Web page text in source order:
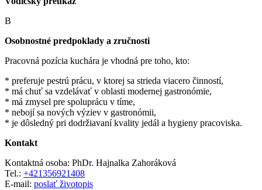
B
Osobnostné predpoklady a zručnosti
Pracovná pozícia kuchára je vhodná pre toho, kto:
* preferuje pestrú prácu, v ktorej sa strieda viacero činností,
* má chuť sa vzdelávať v oblasti modernej gastronómie,
* má zmysel pre spoluprácu v tíme,
* nebojí sa nových výziev v gastronómii,
* je dôsledný pri dodržiavaní kvality jedál a hygieny pracoviska.
Kontakt
Kontaktná osoba: PhDr. Hajnalka Zahoráková
Tel.: +421356921408
E-mail: poslať životopis